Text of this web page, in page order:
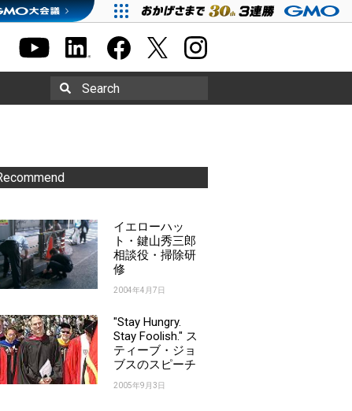
Search
イエローハッ
ト・鍵山秀三郎
相談役・掃除研
修
2004年4月7日
"Stay Hungry.
Stay Foolish." ス
ティーブ・ジョ
ブスのスピーチ
2005年9月3日